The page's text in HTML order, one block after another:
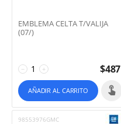
EMBLEMA CELTA T/VALIJA
(07/)
+
− $487
AÑADIR AL CARRITO
98553976GMC